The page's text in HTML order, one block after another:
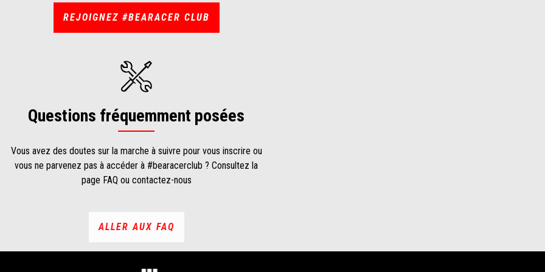
REJOIGNEZ #BEARACER CLUB
Questions fréquemment posées
Vous avez des doutes sur la marche à suivre pour vous inscrire ou
vous ne parvenez pas à accéder à #bearacerclub ? Consultez la
page FAQ ou contactez-nous
ALLER AUX FAQ